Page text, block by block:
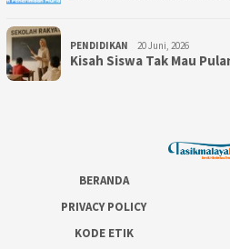
PENDIDIKAN 20 Juni, 2026
Kisah Siswa Tak Mau
BERANDA
PRIVACY POLICY
KODE ETIK